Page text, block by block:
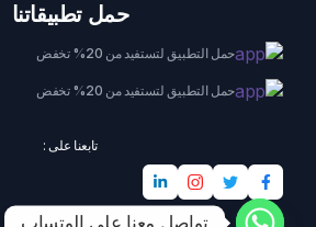
حمل تطبيقاتنا
حمل التطبيق لتستفيد من 20% تخفض
حمل التطبيق لتستفيد من 20% تخفض
تابعنا على :
تواصل معنا على الوتساب